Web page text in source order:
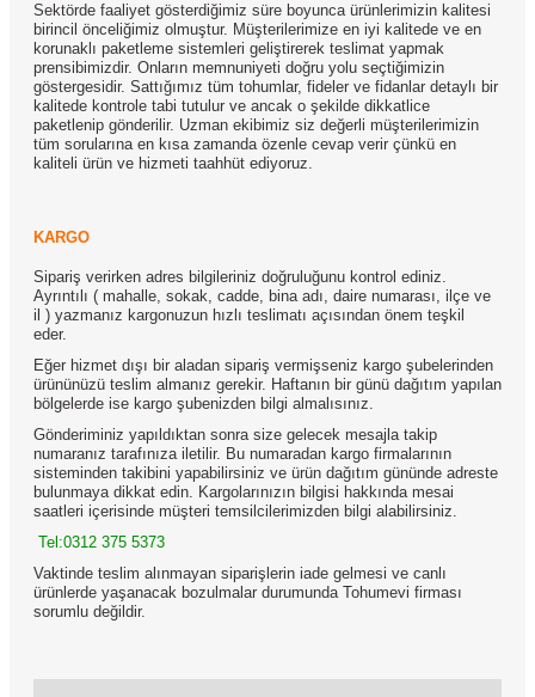
Sektörde faaliyet gösterdiğimiz süre boyunca ürünlerimizin kalitesi
birincil önceliğimiz olmuştur. Müşterilerimize en iyi kalitede ve en
korunaklı paketleme sistemleri geliştirerek teslimat yapmak
prensibimizdir. Onların memnuniyeti doğru yolu seçtiğimizin
göstergesidir. Sattığımız tüm tohumlar, fideler ve fidanlar detaylı bir
kalitede kontrole tabi tutulur ve ancak o şekilde dikkatlice
paketlenip gönderilir. Uzman ekibimiz siz değerli müşterilerimizin
tüm sorularına en kısa zamanda özenle cevap verir çünkü en
kaliteli ürün ve hizmeti taahhüt ediyoruz.
KARGO
Sipariş verirken adres bilgileriniz doğruluğunu kontrol ediniz.
Ayrıntılı ( mahalle, sokak, cadde, bina adı, daire numarası, ilçe ve
il ) yazmanız kargonuzun hızlı teslimatı açısından önem teşkil
eder.
Eğer hizmet dışı bir aladan sipariş vermişseniz kargo şubelerinden
ürününüzü teslim almanız gerekir. Haftanın bir günü dağıtım yapılan
bölgelerde ise kargo şubenizden bilgi almalısınız.
Gönderiminiz yapıldıktan sonra size gelecek mesajla takip
numaranız tarafınıza iletilir. Bu numaradan kargo firmalarının
sisteminden takibini yapabilirsiniz ve ürün dağıtım gününde adreste
bulunmaya dikkat edin. Kargolarınızın bilgisi hakkında mesai
saatleri içerisinde müşteri temsilcilerimizden bilgi alabilirsiniz.
Tel:0312 375 5373
Vaktinde teslim alınmayan siparişlerin iade gelmesi ve canlı
ürünlerde yaşanacak bozulmalar durumunda Tohumevi firması
sorumlu değildir.